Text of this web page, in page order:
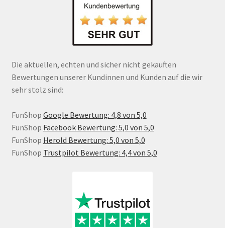
Die aktuellen, echten und sicher nicht gekauften
Bewertungen unserer Kundinnen und Kunden auf die wir
sehr stolz sind:
FunShop Google Bewertung: 4,8 von 5,0
FunShop Facebook Bewertung: 5,0 von 5,0
FunShop Herold Bewertung: 5,0 von 5,0
FunShop Trustpilot Bewertung: 4,4 von 5,0